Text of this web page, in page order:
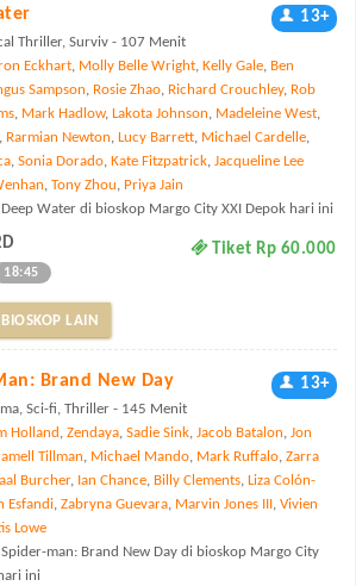
13+
Thriller, Surviv - 107 Menit
Eckhart, Molly Belle Wright, Kelly Gale, Ben
Sampson, Rosie Zhao, Richard Crouchley, Rob
, Mark Hadlow, Lakota Johnson, Madeleine West,
, Rarmian Newton, Lucy Barrett, Michael Cardelle,
, Sonia Dorado, Kate Fitzpatrick, Jacqueline Lee
, Tony Zhou, Priya Jain
Water di bioskop Margo City XXI Depok hari ini
Tiket Rp 60.000
18:45
LAIN
Brand New Day 13+
Sci-fi, Thriller - 145 Menit
Holland , Zendaya, Sadie Sink, Jacob Batalon, Jon
Tillman, Michael Mando, Mark Ruffalo, Zarra
Burcher, Ian Chance, Billy Clements, Liza Colón-
Esfandi, Zabryna Guevara, Marvin Jones III, Vivien
Lowe
man: Brand New Day di bioskop Margo City
ini